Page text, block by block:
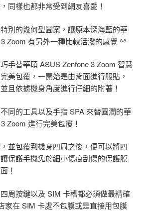
同樣也都非常受到網友喜愛！
別的幾何型圖案，讓原本深海藍的華
Zoom 有另外一種比較活潑的感覺 ^^
手替華碩 ASUS Zenfone 3 Zoom 智慧
美包覆，一開始是由背面進行服貼，
且依據機身角度進行仔細的附著！
同的工具以及手指 SPA 來替圓潤的華
Zoom 進行完美包覆！
並包覆到機身四周之後，便可以將四
保護手機免於細小傷痕刮傷的保護膜
！
周按鍵以及 SIM 卡槽都必須做最精確
家在 SIM 卡處不包膜或是直接用包膜